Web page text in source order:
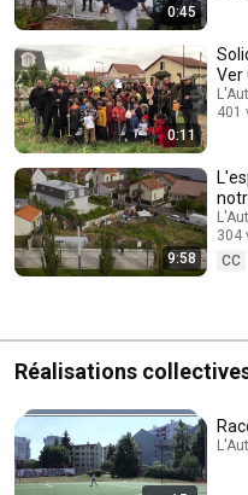
0:45
0:11
Ver
401
9:58
304
CC
Réalisations